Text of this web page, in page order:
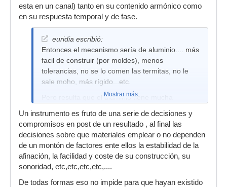
6. Con 8x de oversampling a 1KHz. Mejora
muchísimo, y apenas crea aliasing.
7. Elephant sin oversampling a 100Hz. No hay
oversampling.
8. Elephant a 8x de oversampling a 100Hz. No
hay nada que mejorar.
esta en un canal) tanto en su contenido armónico como
en su respuesta temporal y de fase.
euridia escribió:
Entonces el mecanismo sería de aluminio.... más
facil de construir (por moldes), menos
tolerancias, no se lo comen las termitas, no le
sale moho, más rígido...etc.
Pero resulta que el aluminio tiene mucha
que una vez golpeado, tarde en silenciarse......
suena más tiempo. Resuena más.
Mostrar más
Un instrumento es fruto de una serie de decisiones y
compromisos en post de un resultado , al final las
decisiones sobre que materiales emplear o no dependen
de un montón de factores ente ellos la estabilidad de la
afinación, la facilidad y coste de su construcción, su
sonoridad, etc,etc,etc,etc,....
De todas formas eso no impide para que hayan existido